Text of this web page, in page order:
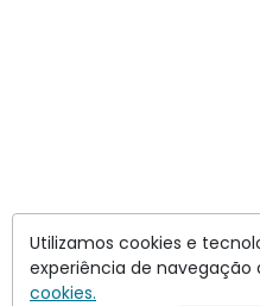
Utilizamos cookies e
experiência de navegação
cookies.